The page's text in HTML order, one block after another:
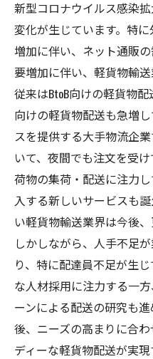
新型コロナウイルス感染
変化が生じています。特
増加に伴い、ネット通販
要増加に伴い、軽貨物輸
従来はBtoB向けの軽貨物
向けの軽貨物配送も急増
スを提供する大手物流企
いて、夜間でも注文を受
荷物の集荷・配送に注力
入する新しいサービスも
い軽貨物輸送業界は今後
しかしながら、人手不足
り、特に配達員不足が生
な人材採用に注力する一
ーンによる配送の研究も
後、ニーズの高まりに合
ディーな軽貨物配送が実現